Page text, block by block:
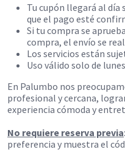
Tu cupón llegará al
que el pago esté
Si tu compra se
compra, el envío se
Los servicios están
Uso válido solo de
En Palumbo nos
profesional y cercana,
experiencia cómoda y
No requiere reserva previa
preferencia y muestra el